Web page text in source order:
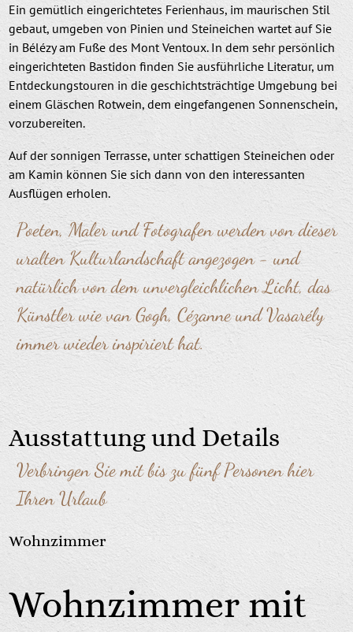
Ein gemütlich eingerichtetes Ferienhaus, im maurischen Stil
gebaut, umgeben von Pinien und Steineichen wartet auf Sie
in Bélézy am Fuße des Mont Ventoux. In dem sehr persönlich
eingerichteten Bastidon finden Sie ausführliche Literatur, um
Entdeckungstouren in die geschichtsträchtige Umgebung bei
einem Gläschen Rotwein, dem eingefangenen Sonnenschein,
vorzubereiten.
Auf der sonnigen Terrasse, unter schattigen Steineichen oder
am Kamin können Sie sich dann von den interessanten
Ausflügen erholen.
Poeten, Maler und Fotografen werden von dieser
uralten Kulturlandschaft angezogen - und
natürlich von dem unvergleichlichen Licht, das
Künstler wie van Gogh, Cézanne und Vasarély
immer wieder inspiriert hat.
Ausstattung und Details
Verbringen Sie mit bis zu fünf Personen hier
Ihren Urlaub
Wohnzimmer
Wohnzimmer mit